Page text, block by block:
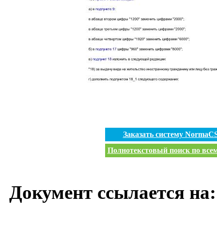
Заказать систему
Полнотекстовый поиск по
Документ ссылается на: